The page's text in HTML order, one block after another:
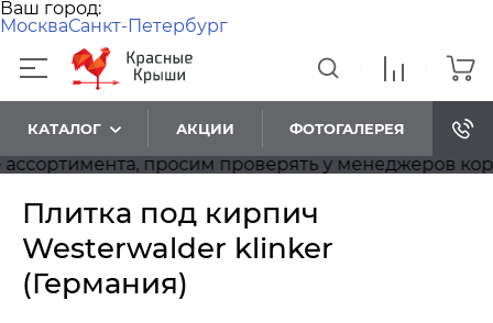
Ваш город:
МоскваСанкт-Петербург
КАТАЛОГ АКЦИИ ФОТОГАЛЕРЕЯ
просим проверять у менеджеров
Плитка под кирпич
Westerwalder klinker
(Германия)